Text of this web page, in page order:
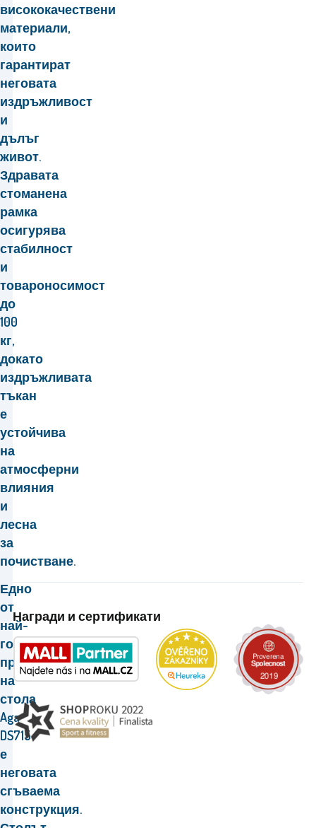
висококачествени
материали,
които
гарантират
неговата
издръжливост
и
дълъг
живот.
Здравата
стоманена
рамка
осигурява
стабилност
и
товароносимост
до
100
кг,
докато
издръжливата
тъкан
е
устойчива
на
атмосферни
влияния
и
лесна
за
почистване.
Едно
от
най-
големите
предимства
на
стола
Aga
DS715
е
неговата
сгъваема
конструкция.
Награди и сертификати